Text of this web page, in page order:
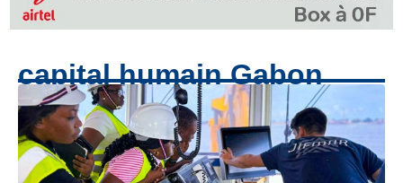
capital humain Gabon